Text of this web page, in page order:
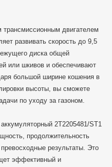
двигателем
развивать скорость до 9,5
диска общей
или шкивов и обеспечивают
большой ширине кошения в
высоты, вы сможете
по уходу за газоном.
2T2205481/ST1
продолжительность
результаты. Это
эффективный и